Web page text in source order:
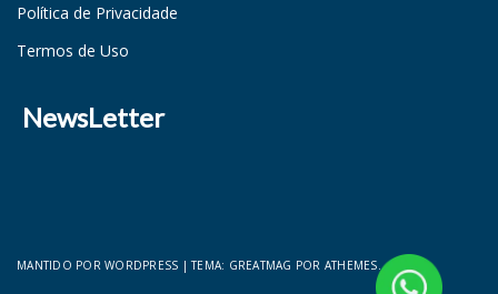
Política de Privacidade
Termos de Uso
NewsLetter
MANTIDO POR WORDPRESS |TEMA: GREATMAG POR ATHEMES.